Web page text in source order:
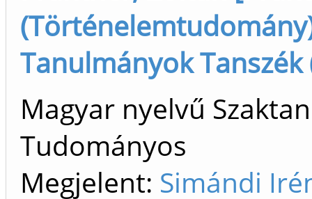
Tanulmányok Tanszék
Magyar nyelvű
Tudományos
Megjelent: Simándi